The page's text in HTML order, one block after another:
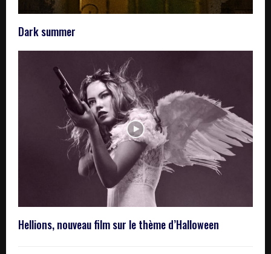
Dark summer
Hellions, nouveau film sur le thème d’Halloween